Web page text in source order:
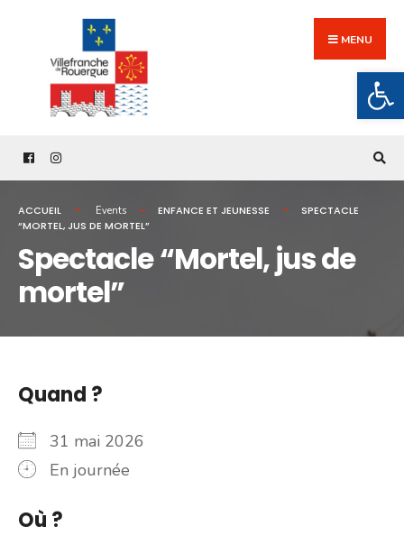
content
MENU
ACCUEIL Events ENFANCE ET JEUNESSE
SPECTACLE
“MORTEL, JUS DE MORTEL”
Spectacle “Mortel, jus de
mortel”
Quand ?
31 mai 2026
En journée
Où ?